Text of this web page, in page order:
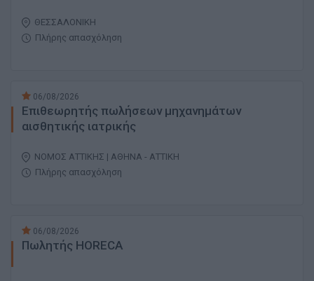
ΘΕΣΣΑΛΟΝΙΚΗ
Πλήρης απασχόληση
06/08/2026
Επιθεωρητής πωλήσεων μηχανημάτων
αισθητικής ιατρικής
ΝΟΜΟΣ ΑΤΤΙΚΗΣ | ΑΘΗΝΑ - ΑΤΤΙΚΗ
Πλήρης απασχόληση
06/08/2026
Πωλητής HORECA